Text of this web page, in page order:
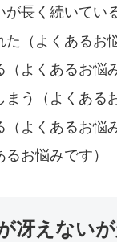
長く続いてい
（よくあるお
よくあるお悩
う（よくある
よくあるお悩
お悩みです）
冴えない